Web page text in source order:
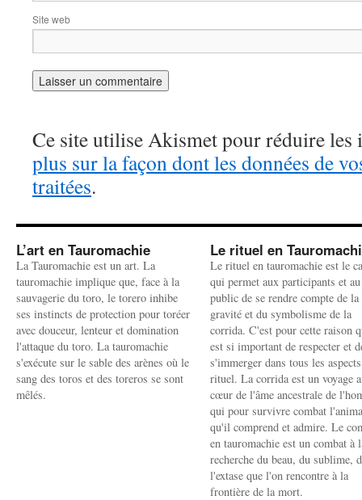
Site web
Ce site utilise Akismet pour réduire les
plus sur la façon dont les données de
traitées.
L’art en Tauromachie
La Tauromachie est un art. La
tauromachie implique que, face à la
sauvagerie du toro, le torero inhibe
ses instincts de protection pour toréer
avec douceur, lenteur et domination
l'attaque du toro. La tauromachie
s'exécute sur le sable des arènes où le
sang des toros et des toreros se sont
mêlés.
Le rituel en
Le rituel en tauromachie est le
qui permet aux participants et au
public de se rendre compte de la
gravité et du symbolisme de la
corrida. C'est pour cette raison
est si important de respecter et
s'immerger dans tous les
rituel. La corrida est un voyage
cœur de l'âme ancestrale de
qui pour survivre combat
qu'il comprend et admire. Le
en tauromachie est un combat à
recherche du beau, du sublime,
l'extase que l'on rencontre à la
frontière de la mort.